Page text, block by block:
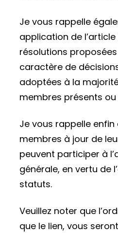
Je vous rappelle
application de
résolutions
caractère de
adoptées à la
membres présents
Je vous rappelle enfin
membres à jour de
peuvent participer à
générale, en vertu de
statuts.
Veuillez noter que
que le lien, vous